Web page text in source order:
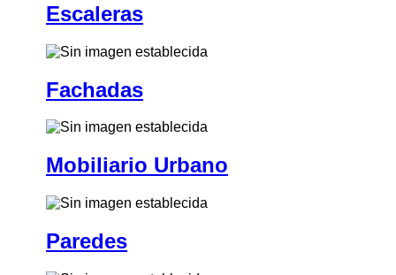
Escaleras
Fachadas
Mobiliario Urbano
Paredes